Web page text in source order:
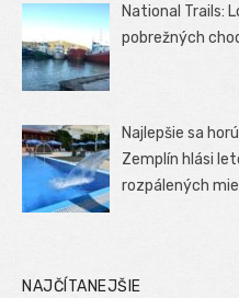
National Trails:
pobrežných
Najlepšie sa
Zemplín hlási
rozpálených
NAJČÍTANEJŠIE